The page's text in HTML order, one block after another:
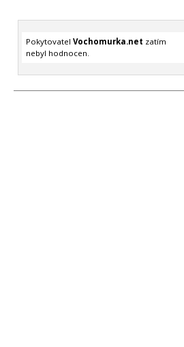
Pokytovatel Vochomurka.net zatím
nebyl hodnocen.